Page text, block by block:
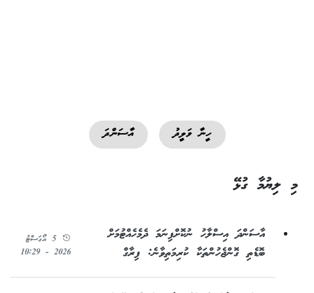
ހީނާ ވަލީދު އާސަންދަ
މި ލިޔުމާ ގުޅޭ
އާސަންދަ އިސްލާހު ނުކޮށްފިނަމަ ދެމެހެއްޓުމަށް
ބޮޑެތި ގޮންޖެހުންތަކާ ކުރިމަތިވާނެ: ފިރާގް
5 އޯގަސްޓު
2026 - 10:29